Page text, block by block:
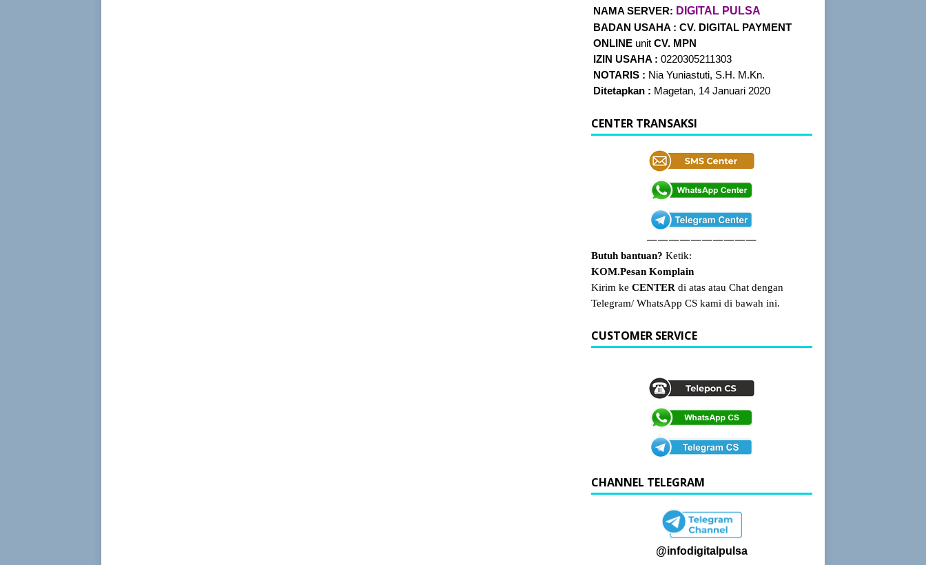
NAMA SERVER: DIGITAL PULSA
BADAN USAHA : CV. DIGITAL PAYMENT
ONLINE unit CV. MPN
IZIN USAHA : 0220305211303
NOTARIS : Nia Yuniastuti, S.H. M.Kn.
Ditetapkan : Magetan, 14 Januari 2020
CENTER TRANSAKSI
——————————
Butuh bantuan? Ketik:
KOM.Pesan Komplain
Kirim ke CENTER di atas atau Chat dengan
Telegram/ WhatsApp CS kami di bawah ini.
CUSTOMER SERVICE
CHANNEL TELEGRAM
@infodigitalpulsa